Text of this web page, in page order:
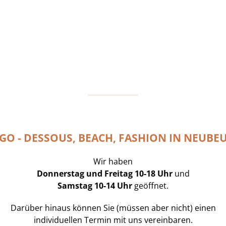
- DESSOUS, BEACH, FASHION IN
Wir haben
Donnerstag und Freitag 10-18 Uhrund
Samstag 10-14 Uhr geöffnet.
Darüber hinaus können Sie (müssen aber nicht) einen
individuellen Termin mit uns vereinbaren.